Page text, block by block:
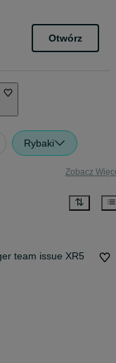
Otwórz
Rybaki
Zobacz
team issue XR5